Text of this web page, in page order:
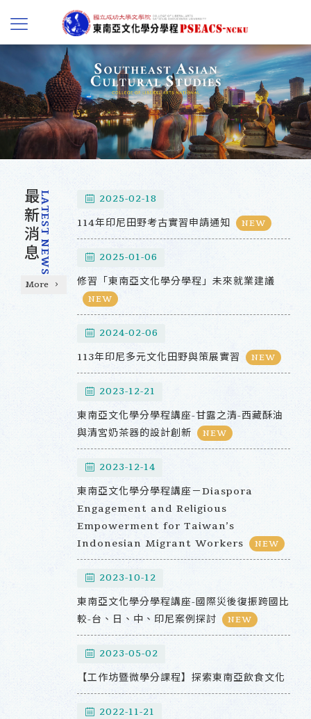
最新消息LATEST NEWS
More
2025-02-18
114年印尼田野考古實習申請通知 NEW
2025-01-06
修習「東南亞文化學分學程」未來就業建議
NEW
2024-02-06
113年印尼多元文化田野與策展實習 NEW
2023-12-21
東南亞文化學分學程講座-甘露之清-西藏酥油
與清宮奶茶器的設計創新
NEW
2023-12-14
東南亞文化學分學程講座－Diaspora
Engagement and Religious
Empowerment for Taiwan’s
Indonesian Migrant Workers
NEW
2023-10-12
東南亞文化學分學程講座-國際災後復振跨國比
較-台、日、中、印尼案例探討
NEW
2023-05-02
【工作坊暨微學分課程】探索東南亞飲食文化
2022-11-21